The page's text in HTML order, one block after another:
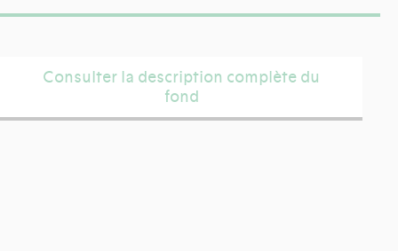
Consulter la description complète du
fond